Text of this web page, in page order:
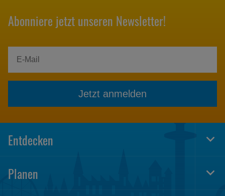
Abonniere jetzt unseren Newsletter!
Jetzt anmelden
Entdecken
Planen